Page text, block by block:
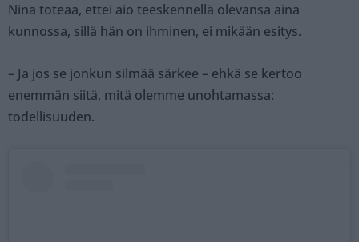
Nina toteaa, ettei aio teeskennellä olevansa aina
kunnossa, sillä hän on ihminen, ei mikään esitys.
– Ja jos se jonkun silmää särkee – ehkä se kertoo
enemmän siitä, mitä olemme unohtamassa:
todellisuuden.